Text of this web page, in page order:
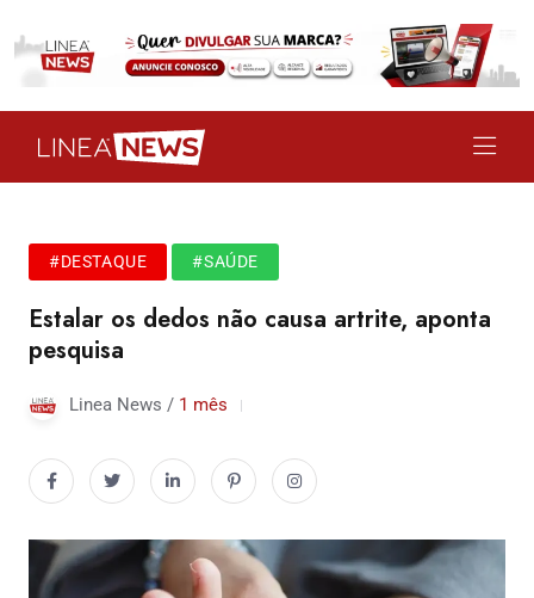
#DESTAQUE #SAÚDE
Estalar os dedos não causa artrite, aponta
pesquisa
Linea News / 1 mês